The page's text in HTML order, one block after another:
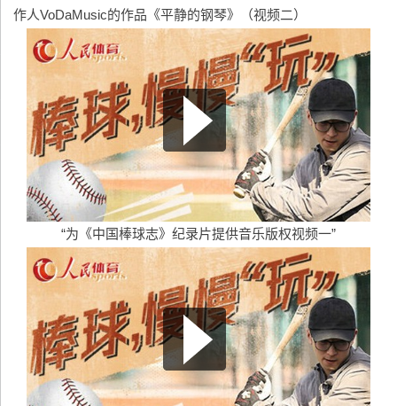
作人VoDaMusic的作品《平静的钢琴》（视频二）
“为《中国棒球志》纪录片提供音乐版权视频一”